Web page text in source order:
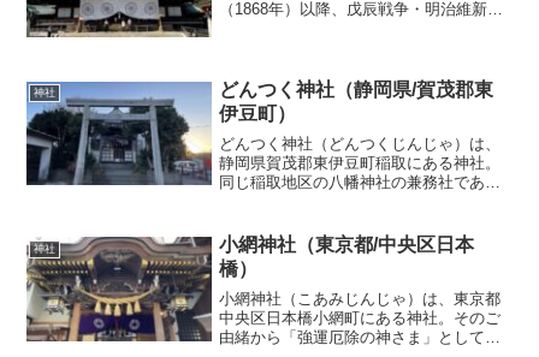
（1868年）以降、戊辰戦争・明治維新期
明治天皇の勅令によっ...
神社
どんつく神社（静岡県/賀茂郡東
伊豆町）
どんつく神社（どんつくじんじゃ）は、
静岡県賀茂郡東伊豆町稲取にある神社。
同じ稲取地区の八幡神社の兼務社であ
は、稲取地区北東部の素盞嗚神社にあ
り、男性器を模した御神体を奉...
神社
小網神社（東京都/中央区日本
橋）
小網神社（こあみじんじゃ）は、東京都
中央区日本橋小網町にある神社。そのご
由緒から「強運厄除の神さま」として崇